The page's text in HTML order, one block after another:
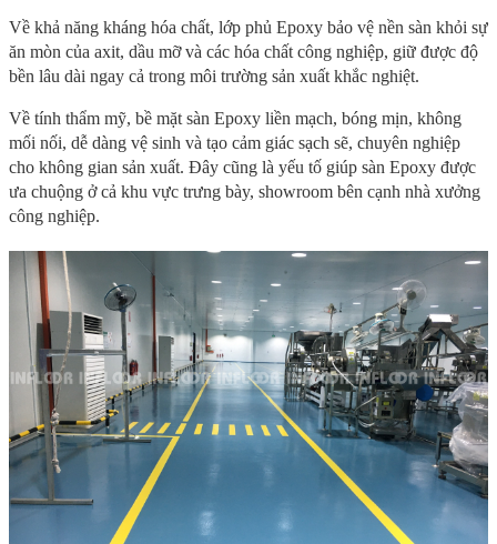
Về khả năng kháng hóa chất, lớp phủ Epoxy bảo vệ nền sàn khỏi sự
ăn mòn của axit, dầu mỡ và các hóa chất công nghiệp, giữ được độ
bền lâu dài ngay cả trong môi trường sản xuất khắc nghiệt.
Về tính thẩm mỹ, bề mặt sàn Epoxy liền mạch, bóng mịn, không
mối nối, dễ dàng vệ sinh và tạo cảm giác sạch sẽ, chuyên nghiệp
cho không gian sản xuất. Đây cũng là yếu tố giúp sàn Epoxy được
ưa chuộng ở cả khu vực trưng bày, showroom bên cạnh nhà xưởng
công nghiệp.